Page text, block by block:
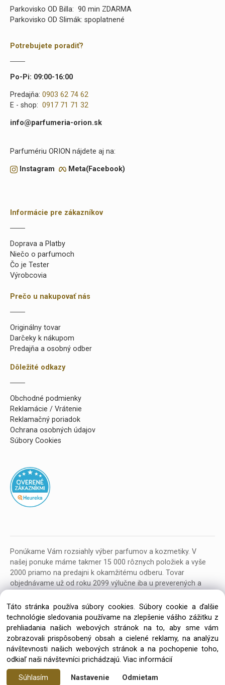
Parkovisko OD Billa: 90 min ZDARMA
Parkovisko OD Slimák: spoplatnené
Potrebujete poradiť?
Po-Pi: 09:00-16:00
Predajňa: 0903 62 74 62
E - shop: 0917 71 71 32
info@parfumeria-orion.sk
Parfumériu ORION nájdete aj na:
Instagram Meta(Facebook)
Informácie pre zákazníkov
Doprava a Platby
Niečo o parfumoch
Čo je Tester
Výrobcovia
Prečo u nakupovať nás
Originálny tovar
Darčeky k nákupom
Predajňa a osobný odber
Dôležité odkazy
Obchodné podmienky
Reklamácie / Vrátenie
Reklamačný poriadok
Ochrana osobných údajov
Súbory Cookies
Ponúkame Vám rozsiahly výber parfumov a kozmetiky. V
našej ponuke máme takmer 15 000 rôznych položiek a vyše
2000 priamo na predajni k okamžitému odberu. Tovar
objednávame už od roku 2099 výlučne iba u preverených a
Copyright © 2026 Parfumeria ORION, All rights reserved
Táto stránka používa súbory cookies. Súbory cookie a ďalšie
technológie sledovania používame na zlepšenie vášho zážitku z
prehliadania našich webových stránok na to, aby sme vám
zobrazovali prispôsobený obsah a cielené reklamy, na analýzu
návštevnosti našich webových stránok a na pochopenie toho,
odkiaľ naši návštevníci prichádzajú. Viac informácií
Súhlasím Nastavenie Odmietam